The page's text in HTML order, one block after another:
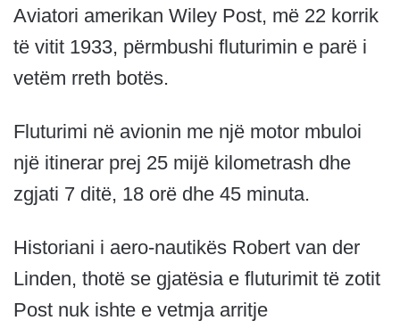
Aviatori amerikan Wiley Post, më 22 korrik
të vitit 1933, përmbushi fluturimin e parë i
vetëm rreth botës.
Fluturimi në avionin me një motor mbuloi
një itinerar prej 25 mijë kilometrash dhe
zgjati 7 ditë, 18 orë dhe 45 minuta.
Historiani i aero-nautikës Robert van der
Linden, thotë se gjatësia e fluturimit të zotit
Post nuk ishte e vetmja arritje